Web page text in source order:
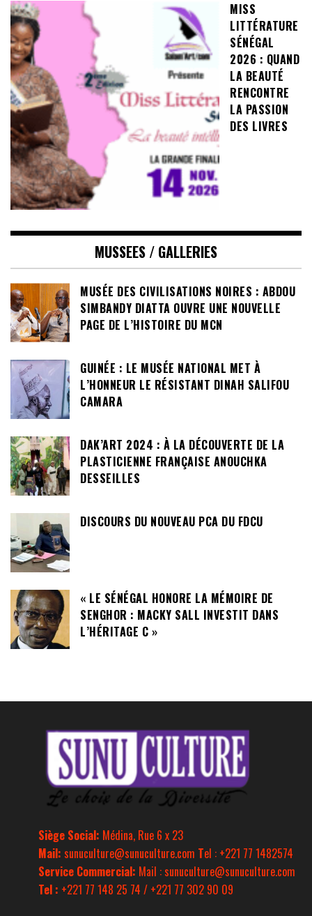
MISS
LITTÉRATURE
SÉNÉGAL
2026 : QUAND
LA BEAUTÉ
RENCONTRE
LA PASSION
DES LIVRES
MUSSEES / GALLERIES
MUSÉE DES CIVILISATIONS NOIRES : ABDOU
SIMBANDY DIATTA OUVRE UNE NOUVELLE
PAGE DE L’HISTOIRE DU MCN
GUINÉE : LE MUSÉE NATIONAL MET À
L’HONNEUR LE RÉSISTANT DINAH SALIFOU
CAMARA
DAK’ART 2024 : À LA DÉCOUVERTE DE LA
PLASTICIENNE FRANÇAISE ANOUCHKA
DESSEILLES
DISCOURS DU NOUVEAU PCA DU FDCU
« LE SÉNÉGAL HONORE LA MÉMOIRE DE
SENGHOR : MACKY SALL INVESTIT DANS
L’HÉRITAGE C »
Siège Social: Médina, Rue 6 x 23
Mail: sunuculture@sunuculture.com Tel : +221 77 1482574
Service Commercial: Mail : sunuculture@sunuculture.com
Tel : +221 77 148 25 74 / +221 77 302 90 09